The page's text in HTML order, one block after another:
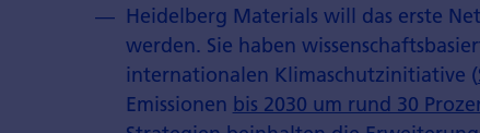
Heidelberg Materials will das erste
werden. Sie haben
internationalen Klimaschutzinitiative (
Emissionen bis 2030 um rund 30